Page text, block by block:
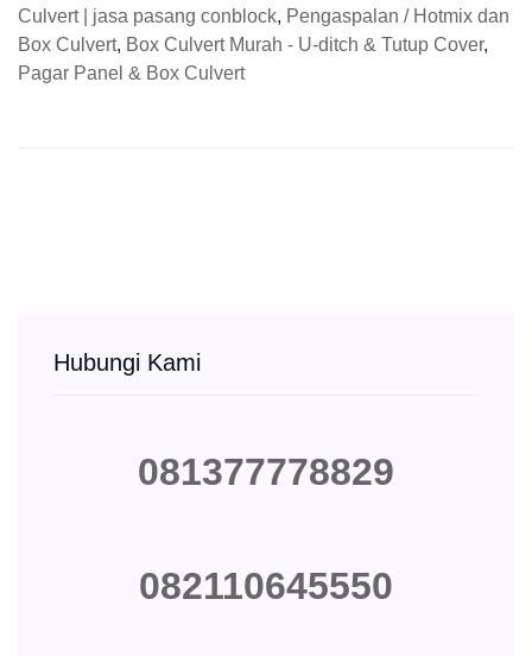
Culvert | jasa pasang conblock, Pengaspalan / Hotmix dan
Box Culvert, Box Culvert Murah - U-ditch & Tutup Cover,
Pagar Panel & Box Culvert
Hubungi Kami
081377778829
082110645550